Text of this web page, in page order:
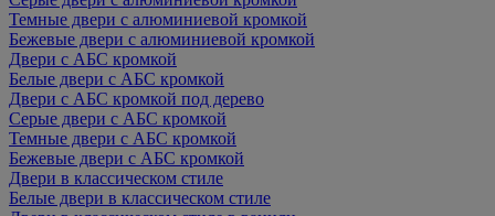
Темные двери с алюминиевой кромкой
Бежевые двери с алюминиевой кромкой
Двери с АБС кромкой
Белые двери с АБС кромкой
Двери с АБС кромкой под дерево
Серые двери с АБС кромкой
Темные двери с АБС кромкой
Бежевые двери с АБС кромкой
Двери в классическом стиле
Белые двери в классическом стиле